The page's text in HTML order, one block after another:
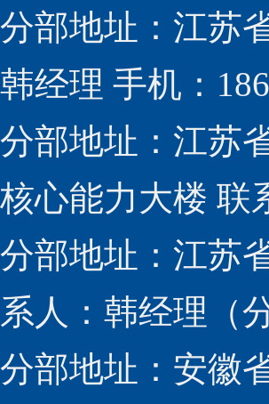
分部地址：江苏
韩经理 手机：
分部地址：江苏
核心能力大楼 联
分部地址：江苏
系人：韩经理（
分部地址：安徽